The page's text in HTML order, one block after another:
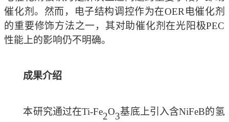
催化剂。然而，电子结构调控作为在OER电催化剂
的重要修饰方法之一，其对助催化剂在光阳极PEC
性能上的影响仍不明确。
成果介绍
本研究通过在Ti-Fe2O3基底上引入含NiFeB的氢